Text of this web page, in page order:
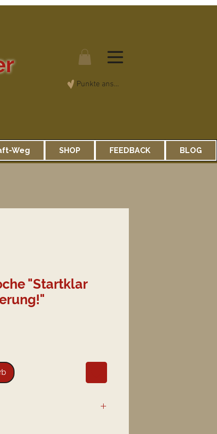
Punkte ansehen
Weg SHOP FEEDBACK BLOG
"Startklar